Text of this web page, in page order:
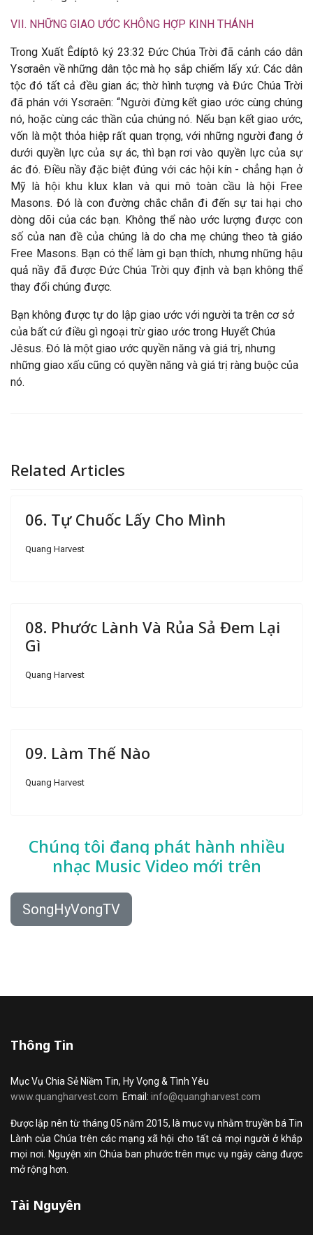
VII. NHỮNG GIAO ƯỚC KHÔNG HỢP KINH THÁNH
Trong Xuất Êdíptô ký 23:32 Đức Chúa Trời đã cảnh cáo dân
Ysơraên về những dân tộc mà họ sắp chiếm lấy xứ. Các dân
tộc đó tất cả đều gian ác; thờ hình tượng và Đức Chúa Trời
đã phán với Ysơraên: “Người đừng kết giao ước cùng chúng
nó, hoặc cùng các thần của chúng nó. Nếu bạn kết giao ước,
vốn là một thỏa hiệp rất quan trọng, với những người đang ở
dưới quyền lực của sự ác, thì bạn rơi vào quyền lực của sự
ác đó. Điều nầy đặc biệt đúng với các hội kín - chẳng hạn ở
Mỹ là hội khu klux klan và qui mô toàn cầu là hội Free
Masons. Đó là con đường chắc chắn đi đến sự tai hại cho
dòng dõi của các bạn. Không thể nào ước lượng được con
số của nan đề của chúng là do cha mẹ chúng theo tà giáo
Free Masons. Bạn có thể làm gì bạn thích, nhưng những hậu
quả nầy đã được Đức Chúa Trời quy định và bạn không thể
thay đổi chúng được.
Bạn không được tự do lập giao ước với người ta trên cơ sở
của bất cứ điều gì ngoại trừ giao ước trong Huyết Chúa
Jêsus. Đó là một giao ước quyền năng và giá trị, nhưng
những giao xấu cũng có quyền năng và giá trị ràng buộc của
nó.
Related Articles
06. Tự Chuốc Lấy Cho Mình
Quang Harvest
08. Phước Lành Và Rủa Sả Đem Lại
Gì
Quang Harvest
09. Làm Thế Nào
Quang Harvest
Chúng tôi đang phát hành nhiều
nhạc Music Video mới trên
SongHyVongTV
Thông Tin
Mục Vụ Chia Sẻ Niềm Tin, Hy Vọng & Tình Yêu
www.quangharvest.com Email: info@quangharvest.com
Được lập nên từ tháng 05 năm 2015, là mục vụ nhằm truyền bá Tin
Lành của Chúa trên các mạng xã hội cho tất cả mọi người ở khắp
mọi nơi. Nguyện xin Chúa ban phước trên mục vụ ngày càng được
mở rộng hơn.
Tài Nguyên